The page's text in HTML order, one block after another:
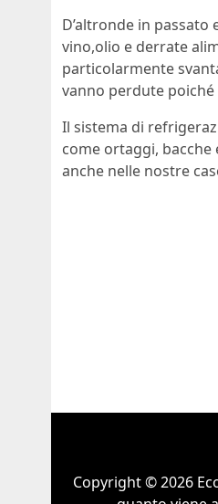
D’altronde in
vino,olio e derrate
particolarmente
vanno perdute
Il sistema di
come ortaggi,
anche nelle nostre
Copyright © 2026